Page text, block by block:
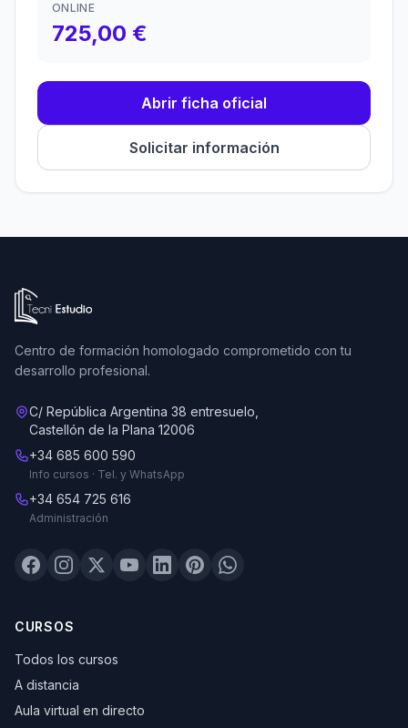
ONLINE
725,00 €
Abrir ficha oficial
Solicitar información
Ir a la página de inicio de Tecni Estudio
Centro de formación homologado comprometido con tu
desarrollo profesional.
C/ República Argentina 38 entresuelo,
Castellón de la Plana 12006
+34 685 600 590
Info cursos · Tel. y WhatsApp
+34 654 725 616
Administración
CURSOS
Todos los cursos
A distancia
Aula virtual en directo